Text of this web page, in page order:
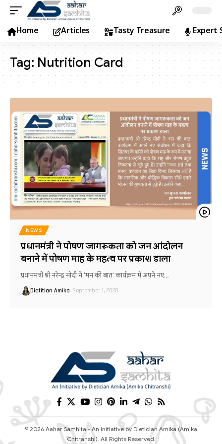
Home Articles Tasty Treasure Expert
Tag: Nutrition Card
NEWS
प्रधानमंत्री ने पोषण जागरूकता को जन आंदोलन
बनाने में पोषण माह के महत्व पर प्रकाश डाला
प्रधानमंत्री श्री नरेन्द्र मोदी ने 'मन की बात' कार्यक्रम में अपने नए…
Dietitian Amika September 1, 2020
© 2026 Aahar Samhita - An Initiative by Dietician Amika (Amika
Chitranshi). All Rights Reserved.